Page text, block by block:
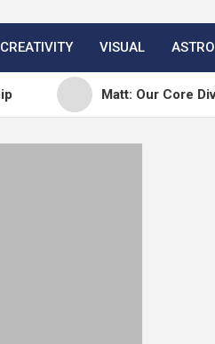
CREATIVITY VISUAL ASTRO
Matt: Our Core Division